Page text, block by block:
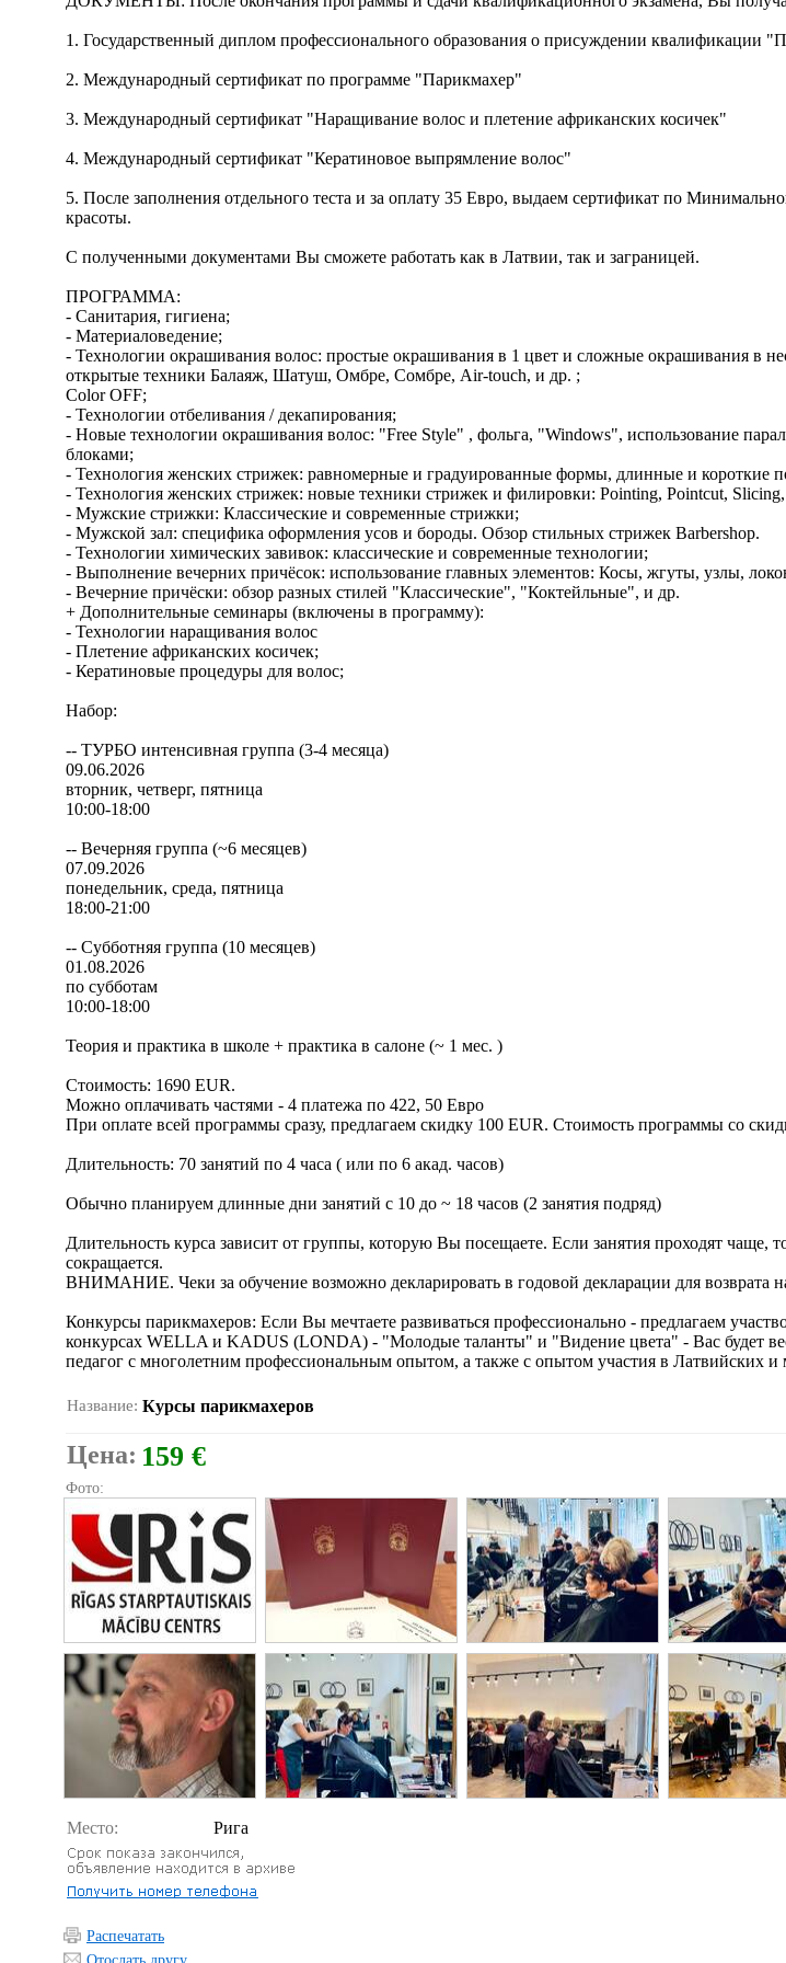
1. Государственный диплом профессионального образования о присуждении квалификации
2. Международный сертификат по программе "Парикмахер"
3. Международный сертификат "Наращивание волос и плетение африканских косичек"
4. Международный сертификат "Кератиновое выпрямление волос"
5. После заполнения отдельного теста и за оплату 35 Евро, выдаем сертификат по
красоты.
С полученными документами Вы сможете работать как в Латвии, так и заграницей.
ПРОГРАММА:
- Санитария, гигиена;
- Материаловедение;
- Технологии окрашивания волос: простые окрашивания в 1 цвет и сложные окрашивания в
открытые техники Балаяж, Шатуш, Омбре, Сомбре, Air-touch, и др. ;
Color OFF;
- Технологии отбеливания / декапирования;
- Новые технологии окрашивания волос: "Free Style" , фольга, "Windows", использование
блоками;
- Технология женских стрижек: равномерные и градуированные формы, длинные и короткие
- Технология женских стрижек: новые техники стрижек и филировки: Pointing, Pointcut,
- Мужские стрижки: Классические и современные стрижки;
- Мужской зал: специфика оформления усов и бороды. Обзор стильных стрижек Barbershop.
- Технологии химических завивок: классические и современные технологии;
- Выполнение вечерних причёсок: использование главных элементов: Косы, жгуты, узлы,
- Вечерние причёски: обзор разных стилей "Классические", "Коктейльные", и др.
+ Дополнительные семинары (включены в программу):
- Технологии наращивания волос
- Плетение африканских косичек;
- Кератиновые процедуры для волос;
Набор:
-- ТУРБО интенсивная группа (3-4 месяца)
09.06.2026
вторник, четверг, пятница
10:00-18:00
-- Вечерняя группа (~6 месяцев)
07.09.2026
понедельник, среда, пятница
18:00-21:00
-- Субботняя группа (10 месяцев)
01.08.2026
по субботам
10:00-18:00
Теория и практика в школе + практика в салоне (~ 1 мес. )
Стоимость: 1690 EUR.
Можно оплачивать частями - 4 платежа по 422, 50 Евро
При оплате всей программы сразу, предлагаем скидку 100 EUR. Стоимость программы со
Длительность: 70 занятий по 4 часа ( или по 6 акад. часов)
Обычно планируем длинные дни занятий с 10 до ~ 18 часов (2 занятия подряд)
Длительность курса зависит от группы, которую Вы посещаете. Если занятия проходят чаще,
сокращается.
ВНИМАНИЕ. Чеки за обучение возможно декларировать в годовой декларации для возврата
Конкурсы парикмахеров: Если Вы мечтаете развиваться профессионально - предлагаем
конкурсах WELLA и KADUS (LONDA) - "Молодые таланты" и "Видение цвета" - Вас будет
педагог с многолетним профессиональным опытом, а также с опытом участия в Латвийских
Название: Курсы парикмахеров
Цена: 159 €
Фото:
Место: Рига
Распечатать